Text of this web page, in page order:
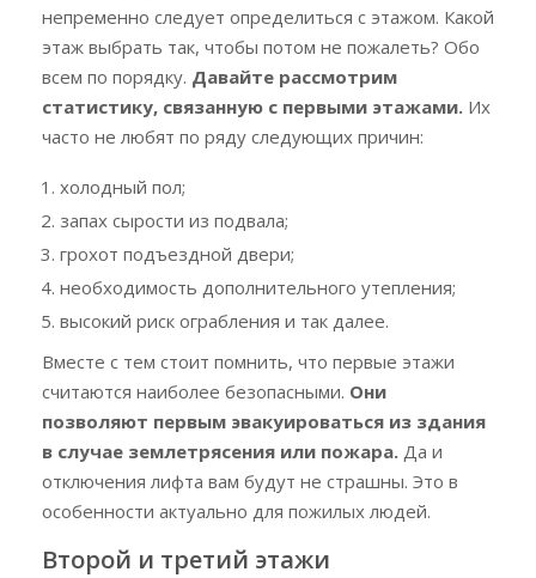
непременно следует определиться с этажом. Какой
этаж выбрать так, чтобы потом не пожалеть? Обо
всем по порядку. Давайте рассмотрим
статистику, связанную с первыми этажами. Их
часто не любят по ряду следующих причин:
холодный пол;
запах сырости из подвала;
грохот подъездной двери;
необходимость дополнительного утепления;
высокий риск ограбления и так далее.
Вместе с тем стоит помнить, что первые этажи
считаются наиболее безопасными. Они
позволяют первым эвакуироваться из здания
в случае землетрясения или пожара. Да и
отключения лифта вам будут не страшны. Это в
особенности актуально для пожилых людей.
Второй и третий этажи